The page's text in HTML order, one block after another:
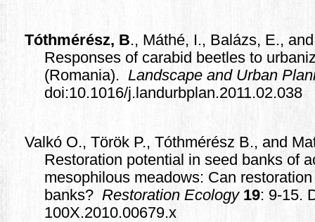
Tóthmérész, B., Máthé, I., Balázs, E.,
Responses of carabid beetles to
(Romania). Landscape and Urban
doi:10.1016/j.landurbplan.2011.02.038
Valkó O., Török P., Tóthmérész B., and
Restoration potential in seed banks of
mesophilous meadows: Can
banks? Restoration Ecology 19: 9-15.
100X.2010.00679.x